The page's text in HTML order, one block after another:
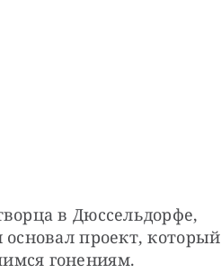
в Дюссельдорфе,
проект, который
гонениям.